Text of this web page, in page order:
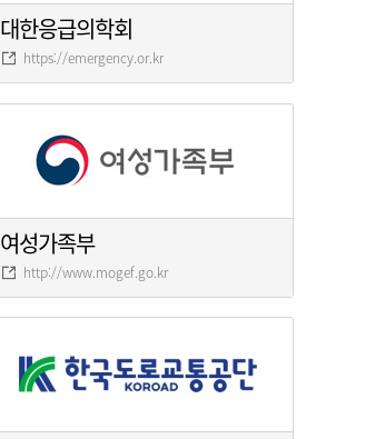
대한응급의학회
https://emergency.or.kr
여성가족부
http://www.mogef.go.kr